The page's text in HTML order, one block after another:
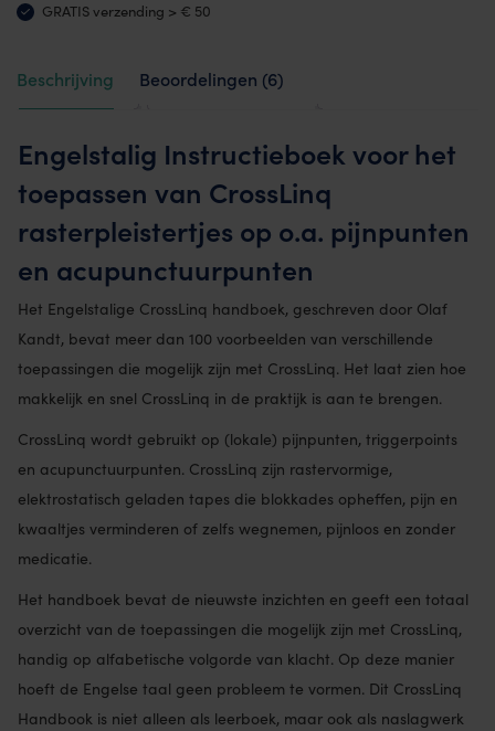
GRATIS verzending > € 50
Beschrijving Beoordelingen (6)
Engelstalig Instructieboek voor het
toepassen van CrossLinq
rasterpleistertjes op o.a. pijnpunten
en acupunctuurpunten
Het Engelstalige CrossLinq handboek, geschreven door Olaf
Kandt, bevat meer dan 100 voorbeelden van verschillende
toepassingen die mogelijk zijn met CrossLinq. Het laat zien hoe
makkelijk en snel CrossLinq in de praktijk is aan te brengen.
CrossLinq wordt gebruikt op (lokale) pijnpunten, triggerpoints
en acupunctuurpunten. CrossLinq zijn rastervormige,
elektrostatisch geladen tapes die blokkades opheffen, pijn en
kwaaltjes verminderen of zelfs wegnemen, pijnloos en zonder
medicatie.
Het handboek bevat de nieuwste inzichten en geeft een totaal
overzicht van de toepassingen die mogelijk zijn met CrossLinq,
handig op alfabetische volgorde van klacht. Op deze manier
hoeft de Engelse taal geen probleem te vormen. Dit CrossLinq
Handbook is niet alleen als leerboek, maar ook als naslagwerk